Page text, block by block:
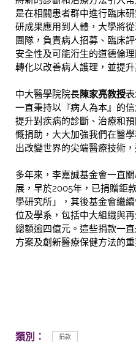
是在相關患者群中進行臨床
研成果應用到人體，大學將
團隊，負責病人招募、臨床
安全性及可能洐生的道德倫
轉化以改善病人護理，並提升
中大醫學院院長陳家亮教授
一直秉持以『病人為本』的
提升對疾病的診斷、治療和
慨捐助，大大加強我們在醫
出改變世界的尖端醫療技術
多年來，李嘉誠基金會一直
展，早於2005年，已捐贈鉅
學研究所」，其後基金會繼
位及學系，包括中大組織與
總額逾四億元。這些捐款一
方案及創新醫療保健方法的重
類別： 捐款